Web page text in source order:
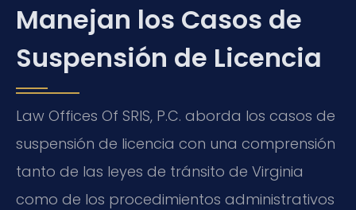
Manejan los Casos de
Suspensión de Licencia
Law Offices Of SRIS, P.C. aborda los casos de
suspensión de licencia con una comprensión
tanto de las leyes de tránsito de Virginia
como de los procedimientos administrativos